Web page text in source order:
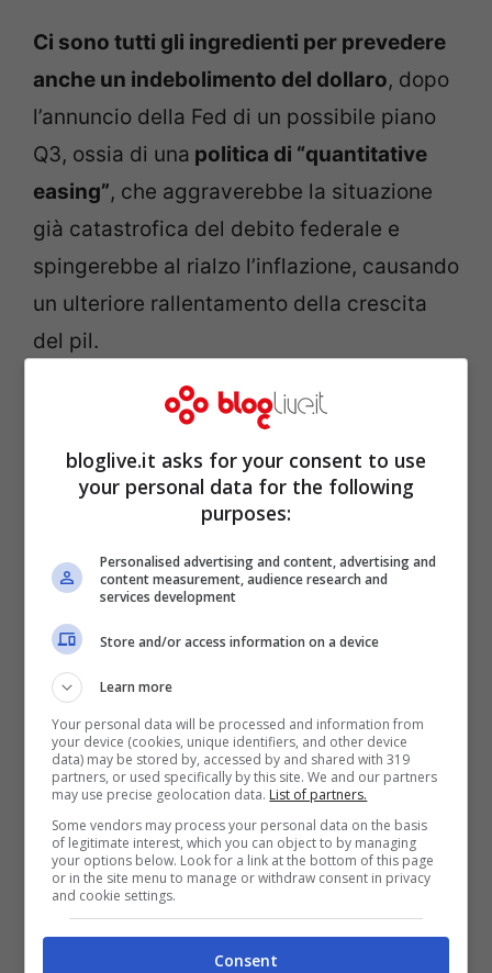
Ci sono tutti gli ingredienti per prevedere
anche un indebolimento del dollaro, dopo
l’annuncio della Fed di un possibile piano
Q3, ossia di una politica di “quantitative
easing”, che aggraverebbe la situazione
già catastrofica del debito federale e
spingerebbe al rialzo l’inflazione, causando
un ulteriore rallentamento della crescita
del pil.
Comunque vada, salvo che
improvvisamente la Casa Bianca si
riscopra rigorista,non ci sarà l’auspicato
nella misura desiderata dai mercati. Il
debito continuerà a salire, così come il
deficit rimarrà a livelli molto alti. Per
questo, è prevedibile che
bloglive.it asks for your consent to use
your personal data for the following
purposes:
Personalised advertising and content, advertising and
content measurement, audience research and
services development
Store and/or access information on a device
Learn more
Your personal data will be processed and information from
your device (cookies, unique identifiers, and other device
data) may be stored by, accessed by and shared with 319
partners, or used specifically by this site. We and our partners
may use precise geolocation data. List of partners.
Some vendors may process your personal data on the basis
of legitimate interest, which you can object to by managing
your options below. Look for a link at the bottom of this page
or in the site menu to manage or withdraw consent in privacy
and cookie settings.
Consent